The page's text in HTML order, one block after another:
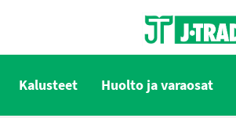
Kalusteet Huolto ja varaosat